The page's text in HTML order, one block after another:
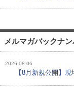
メルマガバックナ
2026-08-06
【8月新規公開】